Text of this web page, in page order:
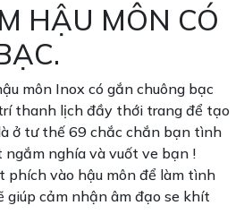
HẬU MÔN CÓ
môn Inox có gắn chuông bạc
thanh lịch đầy thới trang để tạo
ở tư thế 69 chắc chắn bạn tình
nghía và vuốt ve bạn !
phích vào hậu môn để làm tình
giúp cảm nhận âm đạo se khít